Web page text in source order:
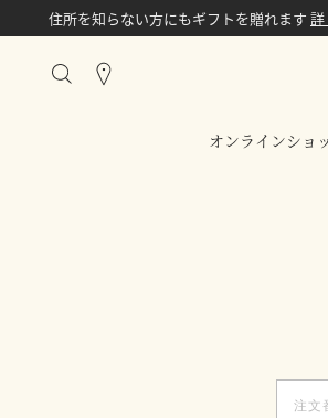
住所を知らない方にもギフトを贈れます 詳
オンラインショ
Stores